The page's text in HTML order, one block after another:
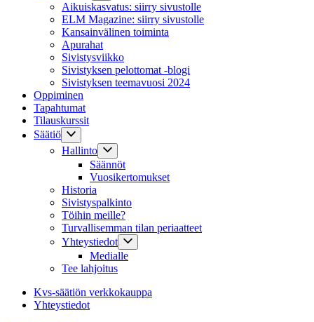
Aikuiskasvatus: siirry sivustolle
ELM Magazine: siirry sivustolle
Kansainvälinen toiminta
Apurahat
Sivistysviikko
Sivistyksen pelottomat -blogi
Sivistyksen teemavuosi 2024
Oppiminen
Tapahtumat
Tilauskurssit
Säätiö
Hallinto
Säännöt
Vuosikertomukset
Historia
Sivistyspalkinto
Töihin meille?
Turvallisemman tilan periaatteet
Yhteystiedot
Medialle
Tee lahjoitus
Kvs-säätiön verkkokauppa
Yhteystiedot